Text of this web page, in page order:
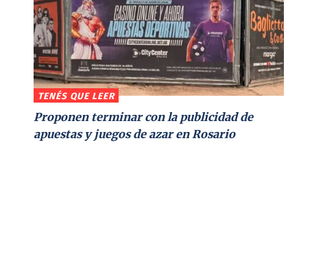
TENÉS QUE LEER
Proponen terminar con la publicidad de
apuestas y juegos de azar en Rosario